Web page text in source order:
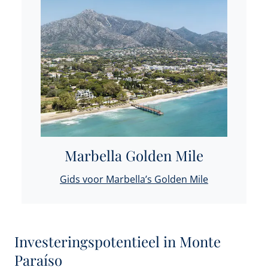
Marbella Golden Mile
Gids voor Marbella’s Golden Mile
Investeringspotentieel in Monte
Paraíso